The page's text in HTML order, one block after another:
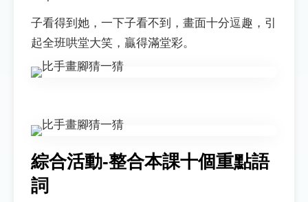
子看得到她，一下子看不到，畫面十分逗趣，引
起全班哄堂大笑，贏得滿堂彩。
綜合活動-整合本課十個重點語
詞